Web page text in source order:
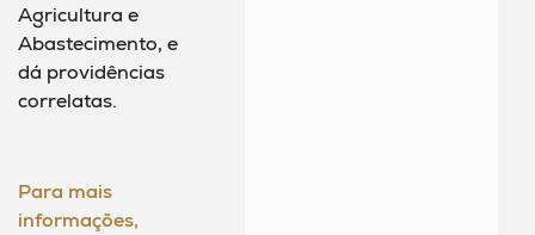
Agricultura e
Abastecimento, e
dá providências
correlatas.
Para mais
informações,